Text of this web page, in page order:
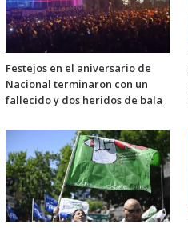
Festejos en el aniversario de
Nacional terminaron con un
fallecido y dos heridos de bala